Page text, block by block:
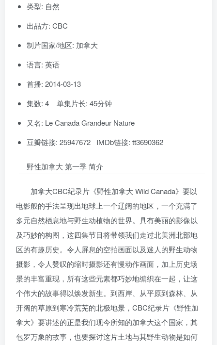
类型: 自然
出品方: CBC
制片国家/地区: 加拿大
语言: 英语
首播: 2014-03-13
集数: 4 单集片长: 45分钟
又名: Le Canada Grandeur Nature
豆瓣链接: 25947672 IMDb链接: tt3690362
野性加拿大 第一季 简介
加拿大CBC纪录片《野性加拿大 Wild Canada》要以
电影般的手法呈现出地球上一个辽阔的地区，一个充满了
多元自然栖息地与野生动植物的世界。具有美丽的影像以
及巧妙的构图，这四集节目将带领我们走过北美洲北部地
区的有趣历史。令人屏息的空拍画面以及迷人的野生动物
摄影，令人赞叹的缩时摄影还有慢动作画面，加上历史场
景的丰富重现，所有这些元素都巧妙地编织在一起，让这
个伟大的故事得以焕发新生。到西岸、从平原到森林、从
开阔的草原到寒冷荒芜的北极地景，CBC纪录片《野性加
拿大》要讲述的正是我们现今所知的加拿大这个国家，其
包罗万象的故事，也要探讨这片土地与其野生动物是如何